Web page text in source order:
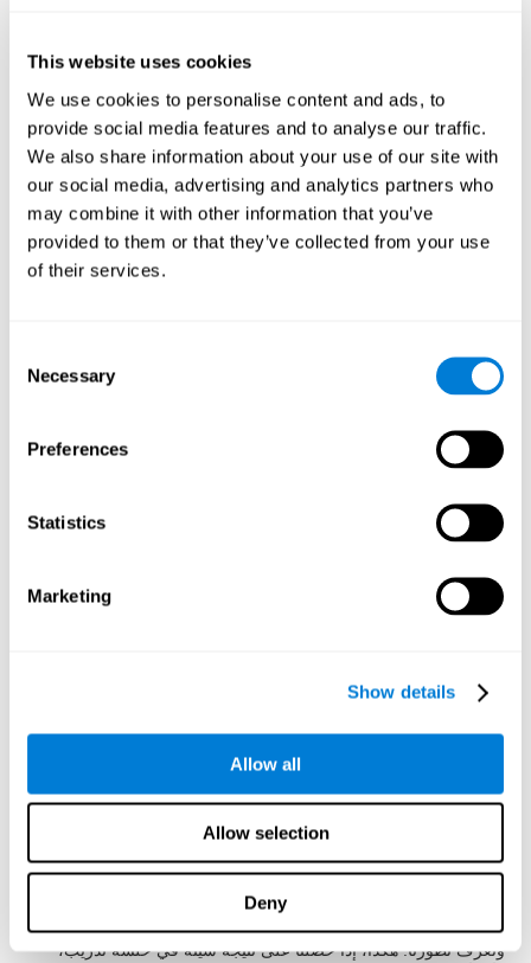
This website uses cookies
We use cookies to personalise content and ads, to
provide social media features and to analyse our traffic.
We also share information about your use of our site with
our social media, advertising and analytics partners who
may combine it with other information that you’ve
provided to them or that they’ve collected from your use
of their services.
Selection
Necessary
Preferences
Statistics
Marketing
Show details
Allow all
Allow selection
Deny
إنّ تدريب الإدراك لكوجنيفيت مؤلّف من أنشطة عصبية-نفسية تنشّط
الدماغ والقدرات المعرفية. تمثّل هذه الأنشطة هذه اجتهاداً لإدراكنا،
الأمر الذي يساعد في أدائنا.
يتمّ تنشيط المناطق المتعلّقة بأنشطة الإدراك بسبب الاجتهاد لتحقيق
مطالب التدريب. إنّ اللدونة العصبية هي الطريقة الدماغية التي تسمح
لدماغنا التكيّف لمطالب التدريب. يسمح لنا التكيّف وتغييرات اتّصالات
دماغنا استخدام القدرات المعرفية المتعلّقة بالإدراك في حياتنا اليومية
النشاط الجيّد للإدراك له أسس علميّ ثابت ويكيّف الأنشطة والصعوبة
بحسب ضروراتنا.
مزايا تمارين التنبيه المعرفي
للإدراك لكوجنيفيت
يعمل كوجنيفين منذ سنوات كثيرة لتكون أنشطة الإدراك ممتازة. إنّ
الغرض أن تكون تدريبات الإدراك سهلة الاستخدام وفعالة لتنشيط
محدّدة:
لإجراء أنشطة الإدراك لكوجنيفيت تكفي خطوى بسيطة. قد سهّل
إنّ الدافع عامل مهمّ لمدّة العلاج. لذلك، أنشأ كوجنيفيت أنشطة للإدراك
يجب أن نفهم التعليمات بسرعة وبدون اجتهاد. للحصول على هذا الهدف،
الفهم والتذكّر.
إنّه مهمّ جدّاً تلقّي تقرير سهل الفهم لنعرف ما الذي يقوم به بشكل جيد
وما الذي يجب أن نحسّنه. يقدّم كوجنيفيت تقريرا كاملا للنتائج بعد كلّ
يحفظ كوجنيفيت النتائج المعرفية، جلسة بعد جلسة، لنرى تقدّمنا
ونعرف تطوّرنا. هكذا، إذا حصلنا على نتيجة سيئة في حلسة تدريب،